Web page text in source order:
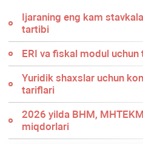
Ijaraning eng kam
tartibi
ERI va fiskal modul
Yuridik shaхslar uchun
tariflari
2026 yilda BHM,
miqdorlari